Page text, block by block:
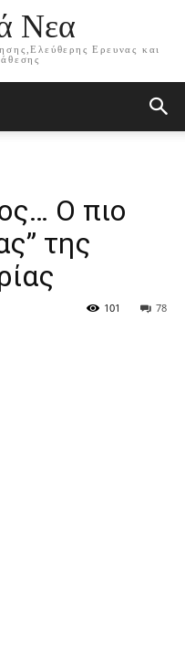
Νεα
Ερευνας και
Ο πιο
της
78
101